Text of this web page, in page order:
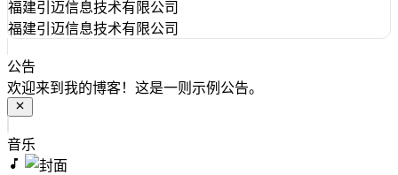
福建引迈信息技术有限公司
福建引迈信息技术有限公司
公告
欢迎来到我的博客！这是一则示例公告。
音乐